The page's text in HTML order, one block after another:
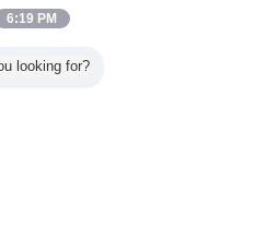
6:19 PM
looking for?